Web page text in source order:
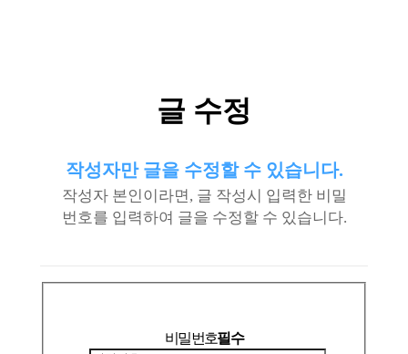
글 수정
작성자만 글을 수정할 수 있습니다.
작성자 본인이라면, 글 작성시 입력한 비밀
번호를 입력하여 글을 수정할 수 있습니다.
비밀번호필수